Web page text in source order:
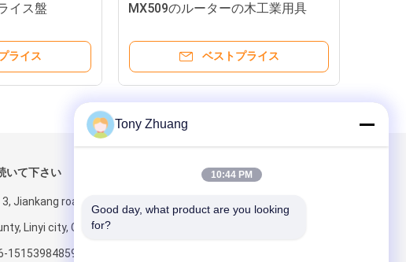
イス盤
ライス
MX509のルーターの木工業用具
ベストプライス
いて下さい
3, Jiankang road, Yishui
Linyi city, China
15153984859
メールでお問い合わせ
Tony Zhuang
10:44 PM
Good day, what product are you looking
for?